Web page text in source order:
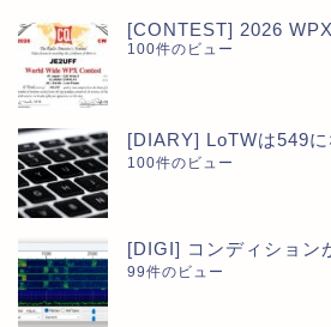
[CONTEST] 2026
100件のビュー
[DIARY] LoTWは549
100件のビュー
[DIGI] コンディション
99件のビュー